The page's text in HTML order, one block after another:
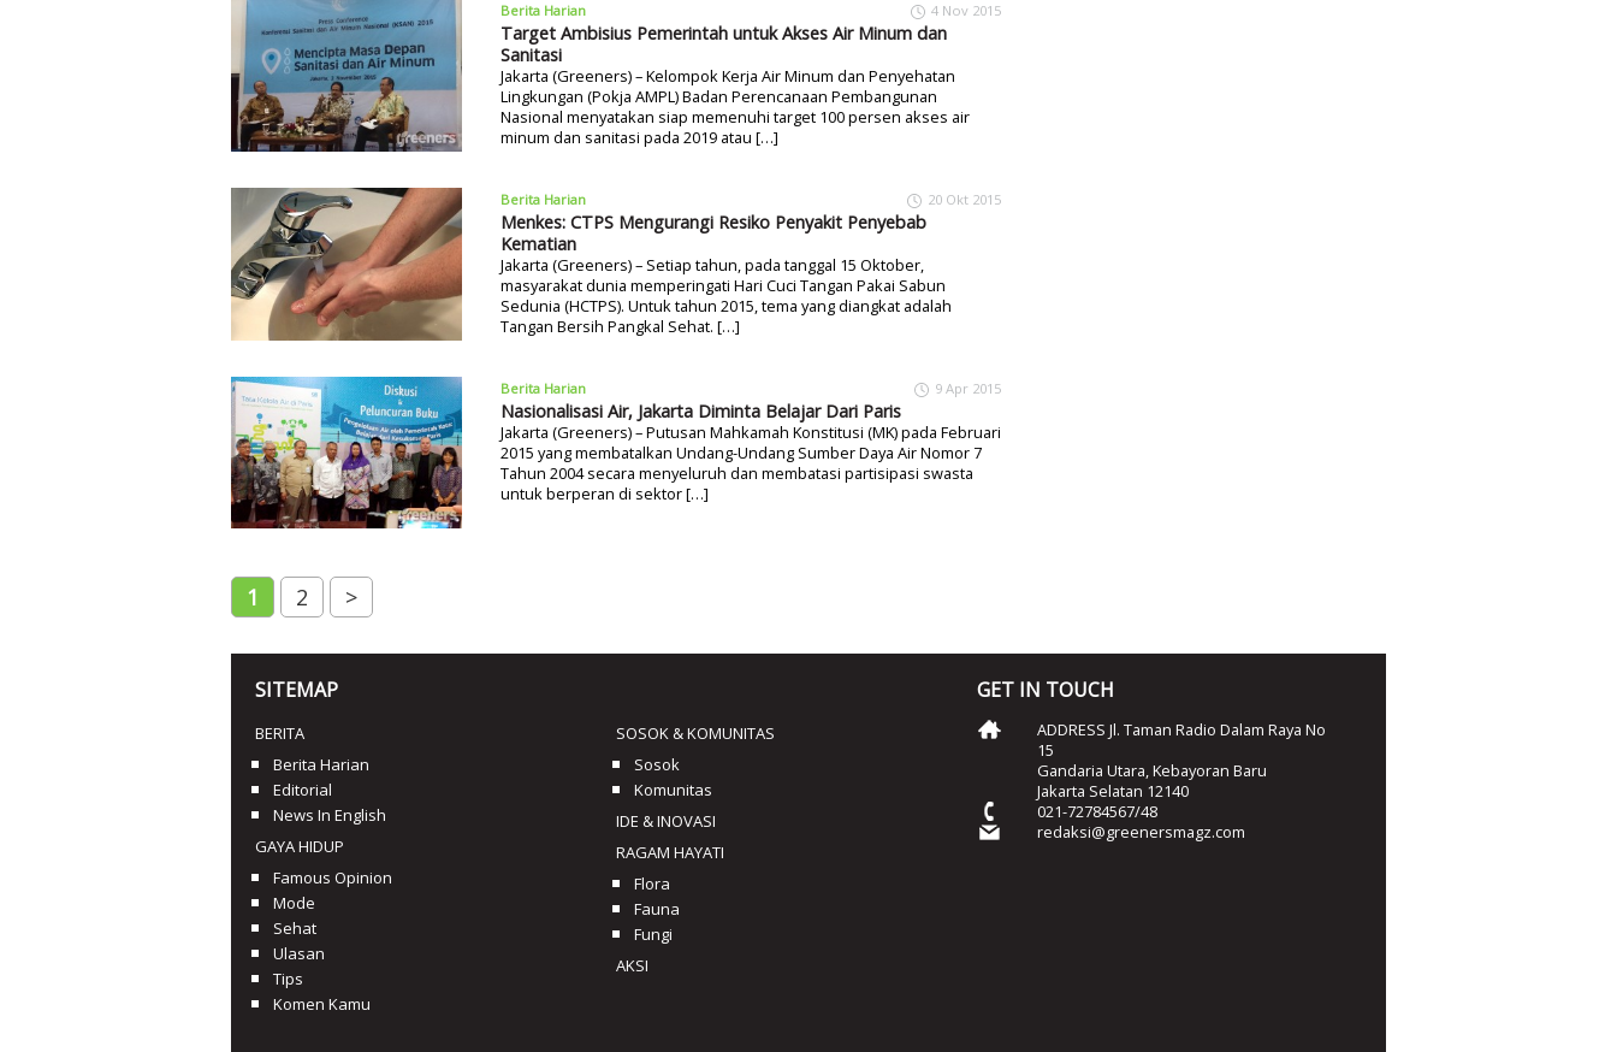
Berita Harian 4 Nov 2015
Target Ambisius Pemerintah untuk Akses Air Minum dan
Sanitasi
Jakarta (Greeners) – Kelompok Kerja Air Minum dan Penyehatan
Lingkungan (Pokja AMPL) Badan Perencanaan Pembangunan
Nasional menyatakan siap memenuhi target 100 persen akses air
minum dan sanitasi pada 2019 atau […]
Berita Harian 20 Okt 2015
Menkes: CTPS Mengurangi Resiko Penyakit Penyebab
Kematian
Jakarta (Greeners) – Setiap tahun, pada tanggal 15 Oktober,
masyarakat dunia memperingati Hari Cuci Tangan Pakai Sabun
Sedunia (HCTPS). Untuk tahun 2015, tema yang diangkat adalah
Tangan Bersih Pangkal Sehat. […]
Berita Harian 9 Apr 2015
Nasionalisasi Air, Jakarta Diminta Belajar Dari Paris
Jakarta (Greeners) – Putusan Mahkamah Konstitusi (MK) pada Februari
2015 yang membatalkan Undang-Undang Sumber Daya Air Nomor 7
Tahun 2004 secara menyeluruh dan membatasi partisipasi swasta
untuk berperan di sektor […]
1 2 >
SITEMAP
BERITA
Berita Harian
Editorial
News In English
GAYA HIDUP
Famous Opinion
Mode
Sehat
Ulasan
Tips
Komen Kamu
SOSOK & KOMUNITAS
Sosok
Komunitas
IDE & INOVASI
RAGAM HAYATI
Flora
Fauna
Fungi
AKSI
GET IN TOUCH
ADDRESS Jl. Taman Radio Dalam Raya No
15
Gandaria Utara, Kebayoran Baru
Jakarta Selatan 12140
021-72784567/48
redaksi@greenersmagz.com